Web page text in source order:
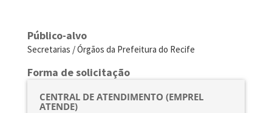
Público-alvo
Secretarias / Órgãos da Prefeitura do Recife
Forma de solicitação
CENTRAL DE ATENDIMENTO (EMPREL
ATENDE)